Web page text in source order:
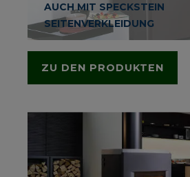
AUCH MIT SPECKSTEIN
SEITENVERKLEIDUNG
ZU DEN PRODUKTEN